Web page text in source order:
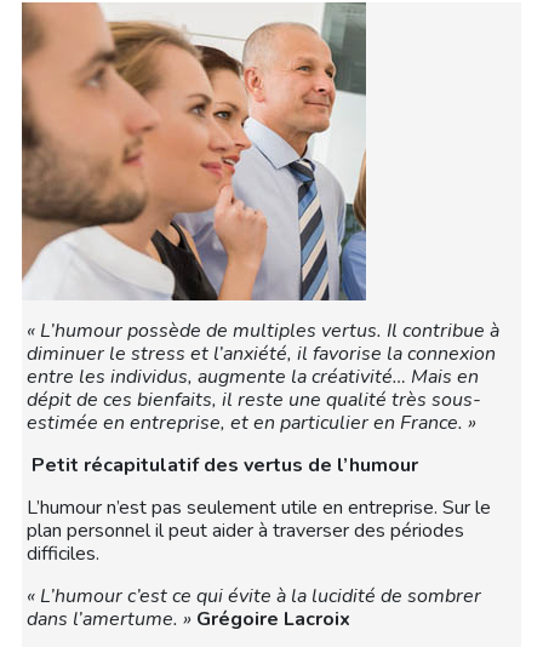
« L’humour possède de multiples vertus. Il contribue à
diminuer le stress et l’anxiété, il favorise la connexion
entre les individus, augmente la créativité… Mais en
dépit de ces bienfaits, il reste une qualité très sous-
estimée en entreprise, et en particulier en France. »
Petit récapitulatif des vertus de l’humour
L’humour n’est pas seulement utile en entreprise. Sur le
plan personnel il peut aider à traverser des périodes
difficiles.
« L’humour c’est ce qui évite à la lucidité de sombrer
dans l’amertume. » Grégoire Lacroix